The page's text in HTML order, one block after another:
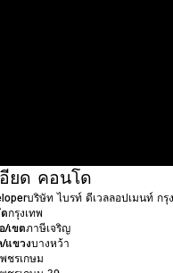
ยด คอนโด
บริษัท ไบรท์ ดีเวลลอปเมนท์ กรุ
กรุงเทพ
/เขตภาษีเจริญ
แขวงบางหว้า
พชรเกษม